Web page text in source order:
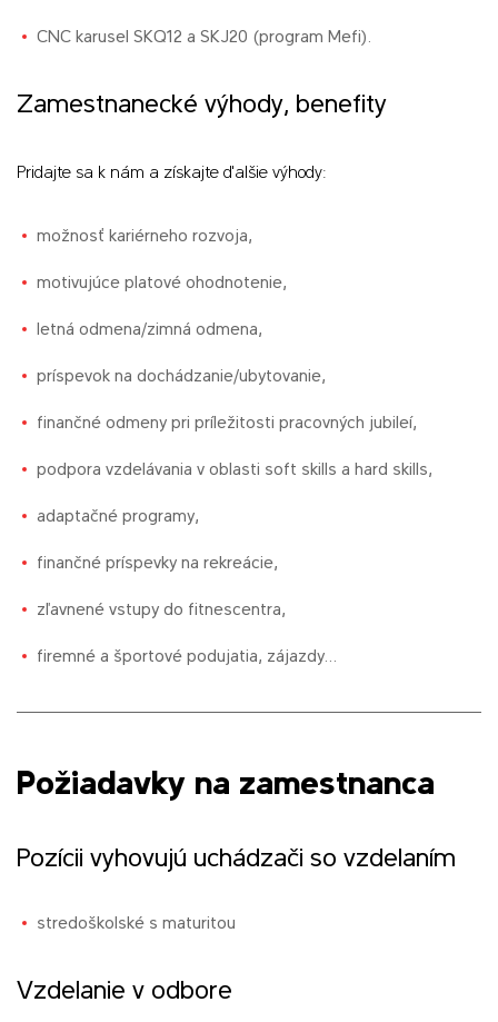
CNC karusel SKQ12 a SKJ20 (program Mefi).
Zamestnanecké výhody, benefity
Pridajte sa k nám a získajte ďalšie výhody:
možnosť kariérneho rozvoja,
motivujúce platové ohodnotenie,
letná odmena/zimná odmena,
príspevok na dochádzanie/ubytovanie,
finančné odmeny pri príležitosti pracovných jubileí,
podpora vzdelávania v oblasti soft skills a hard skills,
adaptačné programy,
finančné príspevky na rekreácie,
zľavnené vstupy do fitnescentra,
firemné a športové podujatia, zájazdy…
Požiadavky na zamestnanca
Pozícii vyhovujú uchádzači so vzdelaním
stredoškolské s maturitou
Vzdelanie v odbore